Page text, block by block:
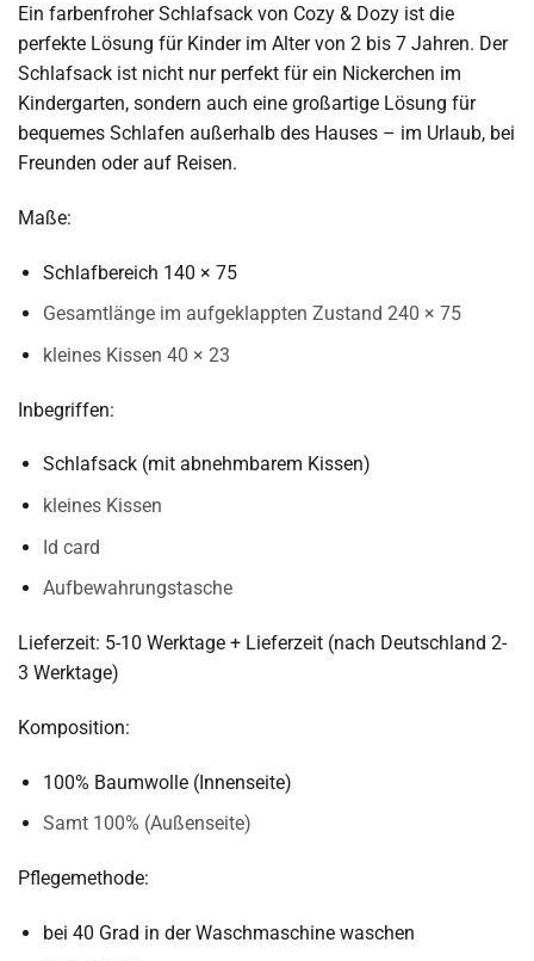
Ein farbenfroher Schlafsack von Cozy & Dozy ist die
perfekte Lösung für Kinder im Alter von 2 bis 7 Jahren. Der
Schlafsack ist nicht nur perfekt für ein Nickerchen im
Kindergarten, sondern auch eine großartige Lösung für
bequemes Schlafen außerhalb des Hauses – im Urlaub, bei
Freunden oder auf Reisen.
Maße:
Schlafbereich 140 × 75
Gesamtlänge im aufgeklappten Zustand 240 × 75
kleines Kissen 40 × 23
Inbegriffen:
Schlafsack (mit abnehmbarem Kissen)
kleines Kissen
Id card
Aufbewahrungstasche
Lieferzeit: 5-10 Werktage + Lieferzeit (nach Deutschland 2-
3 Werktage)
Komposition:
100% Baumwolle (Innenseite)
Samt 100% (Außenseite)
Pflegemethode:
bei 40 Grad in der Waschmaschine waschen